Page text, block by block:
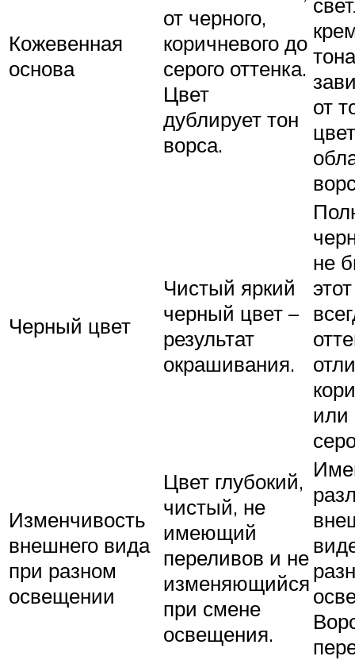
Кожевенная
основа
от черного,
коричневого до
серого оттенка.
Цвет
дублирует тон
ворса.
от
Черный цвет
Чистый яркий
черный цвет –
результат
окрашивания.
не
или
Изменчивость
внешнего вида
при разном
освещении
Цвет глубокий,
чистый, не
имеющий
переливов и не
изменяющийся
при смене
освещения.